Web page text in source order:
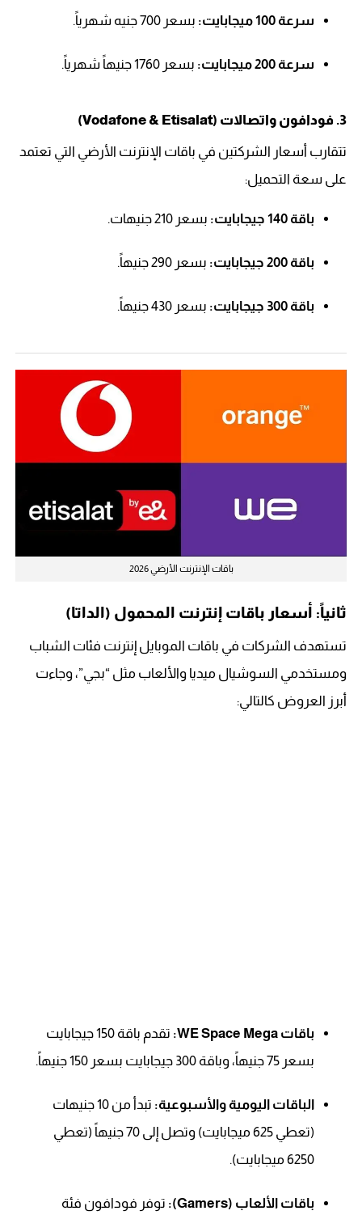
سرعة 100 ميجابايت: بسعر 700 جنيه شهرياً.
سرعة 200 ميجابايت: بسعر 1760 جنيهاً شهرياً.
3. فودافون واتصالات (Vodafone & Etisalat)
تتقارب أسعار الشركتين في باقات الإنترنت الأرضي التي تعتمد
على سعة التحميل:
باقة 140 جيجابايت: بسعر 210 جنيهات.
باقة 200 جيجابايت: بسعر 290 جنيهاً.
باقة 300 جيجابايت: بسعر 430 جنيهاً.
باقات الإنترنت الأرضي 2026
ثانياً: أسعار باقات إنترنت المحمول (الداتا)
تستهدف الشركات في باقات الموبايل إنترنت فئات الشباب
ومستخدمي السوشيال ميديا والألعاب مثل “بجي”، وجاءت
أبرز العروض كالتالي:
باقات WE Space Mega:
تقدم باقة 150 جيجابايت
بسعر 75 جنيهاً، وباقة 300 جيجابايت بسعر 150 جنيهاً.
الباقات اليومية والأسبوعية:
تبدأ من 10 جنيهات
(تعطي 625 ميجابايت) وتصل إلى 70 جنيهاً (تعطي
6250 ميجابايت).
باقات الألعاب (Gamers):
توفر فودافون فئة